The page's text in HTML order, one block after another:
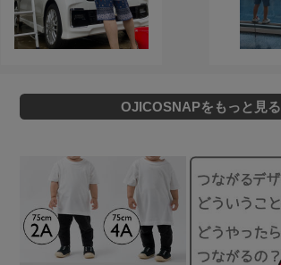
OJICOSNAPをもっと見る